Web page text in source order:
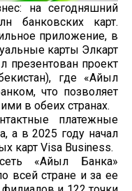
на сегодняшний
банковских карт.
приложение, в
карты Элкарт
презентован проект
где «Айыл
что позволяет
в обеих странах.
платежные
а в 2025 году начал
карт Visa Business.
«Айыл Банка»
всей стране и за ее